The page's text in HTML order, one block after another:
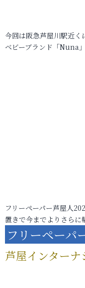
今回は阪急芦屋川駅近く
ベビーブランド「Nuna
フリーペーパー芦屋人
置きで今までよりさら
フリーペーパ
芦屋インター